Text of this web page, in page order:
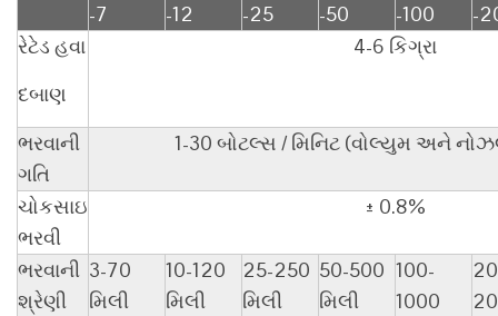
-7
-12
-25
-50
-100
-
રેટેડ હવા
દબાણ
4-6 કિગ્રા
ભરવાની
ગતિ
1-30 બોટલ્સ / મિનિટ (વોલ્યુમ અને
ચોકસાઇ
ભરવી
± 0.8%
ભરવાની
શ્રેણી
3-70
મિલી
10-120
મિલી
25-250
મિલી
50-500
મિલી
100-
1000